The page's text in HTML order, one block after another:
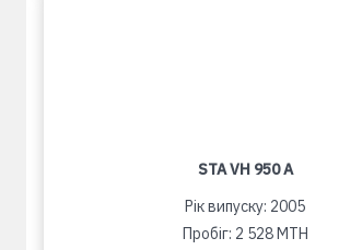
STA VH 950 A
Рік випуску: 2005
Пробіг: 2 528 MTH